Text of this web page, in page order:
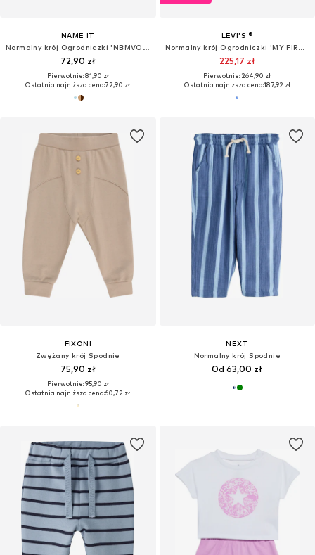
NAME IT
Normalny krój Ogrodniczki 'NBMVONNE'
72,90 zł
Pierwotnie: 81,90 zł
Ostatnia najniższa cena:72,90 zł
LEVI'S ®
Normalny krój Ogrodniczki 'MY FIRST'
225,17 zł
Pierwotnie: 264,90 zł
Ostatnia najniższa cena:187,92 zł
FIXONI
Zwężany krój Spodnie
75,90 zł
Pierwotnie: 95,90 zł
Ostatnia najniższa cena:60,72 zł
NEXT
Normalny krój Spodnie
Od 63,00 zł